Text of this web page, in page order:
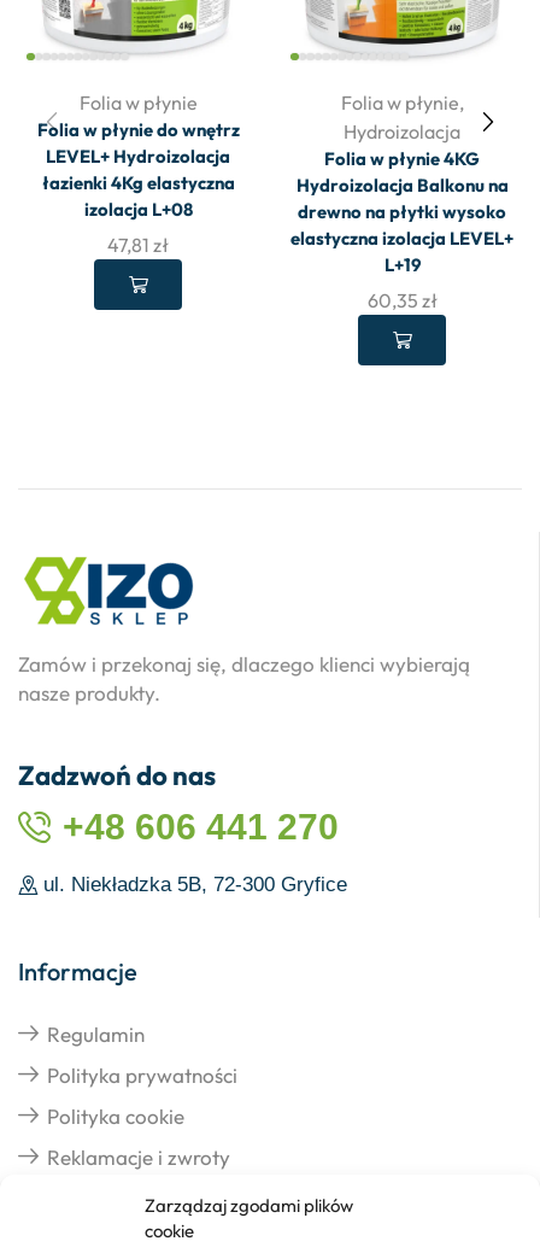
Zarządzaj zgodami plików
cookie
Folia w płynie
Folia w płynie do wnętrz
LEVEL+ Hydroizolacja
łazienki 4Kg elastyczna
izolacja L+08
47,81 zł
Folia w płynie,
Hydroizolacja
Folia w płynie 4KG
Hydroizolacja Balkonu na
drewno na płytki wysoko
elastyczna izolacja LEVEL+
L+19
60,35 zł
Zamów i przekonaj się, dlaczego klienci wybierają
nasze produkty.
Zadzwoń do nas
+48 606 441 270
ul. Niekładzka 5B, 72-300 Gryfice
Informacje
Regulamin
Polityka prywatności
Polityka cookie
Reklamacje i zwroty